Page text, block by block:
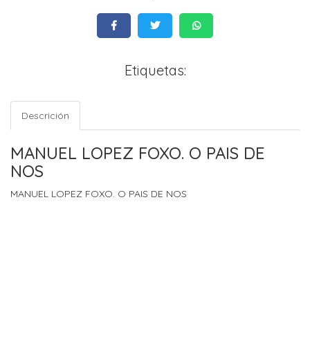
Etiquetas:
Descrición
MANUEL LOPEZ FOXO. O PAIS DE
NOS
MANUEL LOPEZ FOXO. O PAIS DE NOS